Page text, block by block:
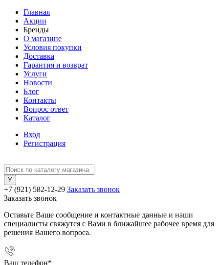
Главная
Акции
Бренды
О магазине
Условия покупки
Доставка
Гарантия и возврат
Услуги
Новости
Блог
Контакты
Вопрос ответ
Каталог
Вход
Регистрация
+7 (921) 582-12-29 Заказать звонок
Заказать звонок
Оставьте Ваше сообщение и контактные данные и наши
специалисты свяжутся с Вами в ближайшее рабочее время для
решения Вашего вопроса.
Ваш телефон*